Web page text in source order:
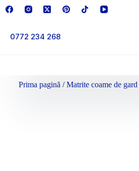
0772 234 268
Prima pagină /Matrite coame de gard